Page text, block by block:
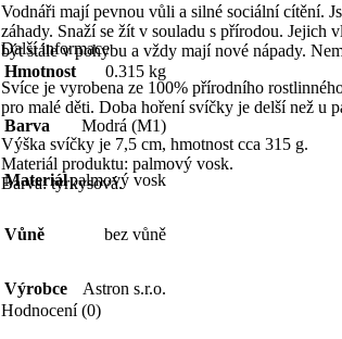
Vodnáři mají pevnou vůli a silné sociální cítění.
záhady. Snaží se žít v souladu s přírodou.
být stále v pohybu a vždy mají nové nápady.
Svíce je vyrobena ze 100% přírodního
pro malé děti. Doba hoření svíčky je delší než u
Výška svíčky je 7,5 cm, hmotnost cca 315 g.
Materiál produktu: palmový vosk.
Barva: tyrkysová.
Další informace
Hmotnost
0.315 kg
Barva Modrá (M1)
Materiálpalmový vosk
Vůně bez vůně
Výrobce
Astron s.r.o.
Hodnocení (0)